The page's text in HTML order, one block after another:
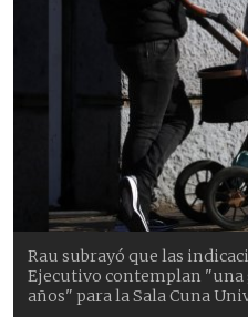
Rau subrayó que las
Ejecutivo contemplan "una
años" para la Sala Cuna